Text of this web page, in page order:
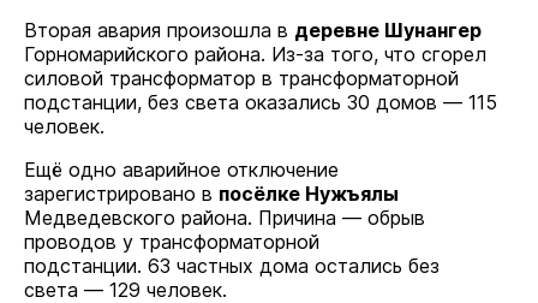
Вторая авария произошла в деревне Шунангер
Горномарийского района. Из-за того, что сгорел
силовой трансформатор в трансформаторной
подстанции, без света оказались 30 домов — 115
человек.
Ещё одно аварийное отключение
зарегистрировано в посёлке Нужъялы
Медведевского района. Причина — обрыв
проводов у трансформаторной
подстанции. 63 частных дома остались без
света — 129 человек.